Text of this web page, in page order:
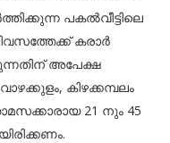
പകൽവീട്ടിലെ
കരാർ
അപേക്ഷ
കിഴക്കമ്പലം
21 നും 45